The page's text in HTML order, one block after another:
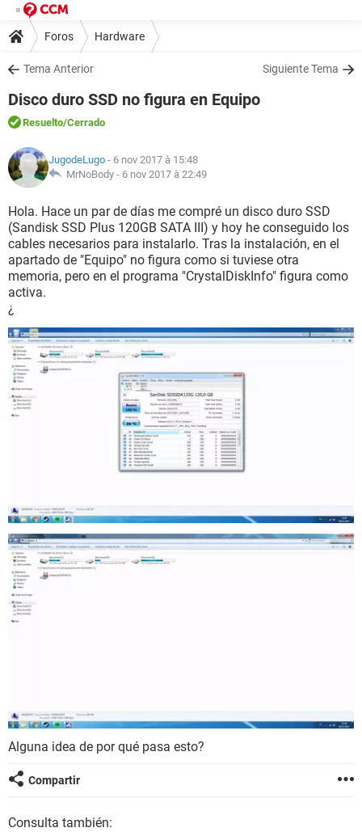
Foros Hardware
Tema Anterior Siguiente Tema
Disco duro SSD no figura en Equipo
Resuelto/Cerrado
JugodeLugo - 6 nov 2017 à 15:48
MrNoBody - 6 nov 2017 à 22:49
Hola. Hace un par de días me compré un disco duro SSD
(Sandisk SSD Plus 120GB SATA III) y hoy he conseguido los
cables necesarios para instalarlo. Tras la instalación, en el
apartado de "Equipo" no figura como si tuviese otra
memoria, pero en el programa "CrystalDiskInfo" figura como
activa.
¿
Alguna idea de por qué pasa esto?
Compartir
Consulta también: